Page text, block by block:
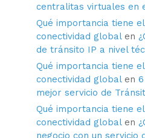
centralitas virtuales en
Qué importancia tiene
conectividad globalen
de tránsito IP a nivel
Qué importancia tiene
conectividad globalen
mejor servicio de
Qué importancia tiene
conectividad globalen
negocio con un servicio